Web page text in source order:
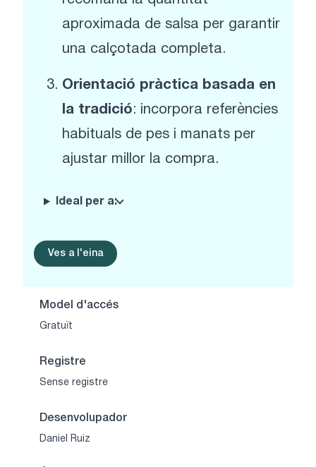
aproximada de salsa per garantir
una calçotada completa.
Orientació pràctica basada en
la tradició: incorpora referències
habituals de pes i manats per
ajustar millor la compra.
Ideal per a:
Ves a l'eina
Model d'accés
Gratuït
Registre
Sense registre
Desenvolupador
Daniel Ruiz